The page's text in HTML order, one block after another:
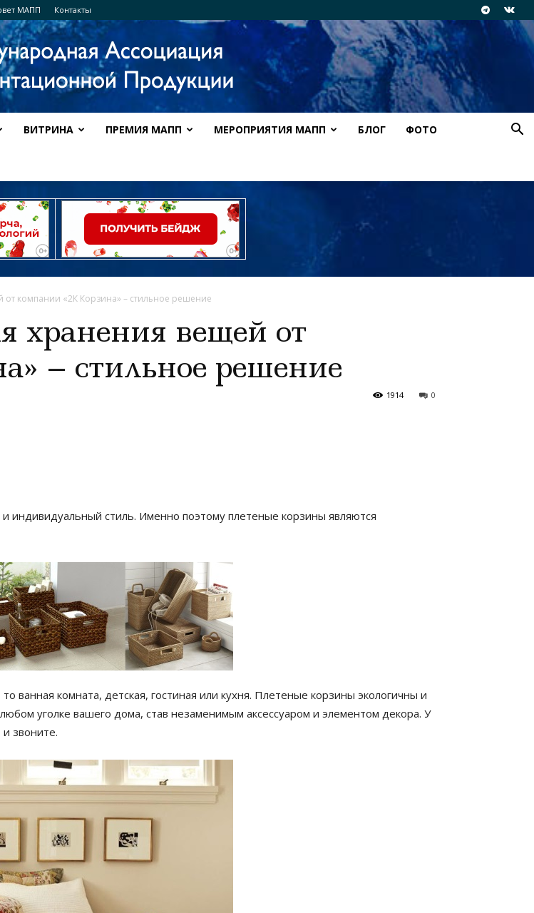
МАПП Контакты
ВИТРИНА ПРЕМИЯ МАПП МЕРОПРИЯТИЯ МАПП БЛОГ ФОТО
компании «2К Корзина» – стильное решение
хранения вещей от
– стильное решение
0
1914
индивидуальный стиль. Именно поэтому плетеные корзины являются
ванная комната, детская, гостиная или кухня. Плетеные корзины экологичны и
уголке вашего дома, став незаменимым аксессуаром и элементом декора. У
и звоните.